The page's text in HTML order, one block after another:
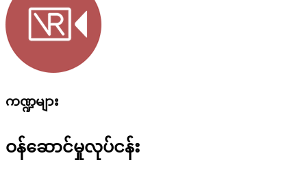
ကဏ္ဍများ
ဝန်ဆောင်မှုလုပ်ငန်း